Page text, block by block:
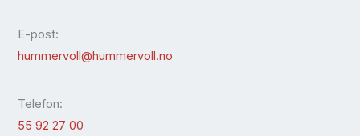
E-post:
hummervoll@hummervoll.no
Telefon:
55 92 27 00